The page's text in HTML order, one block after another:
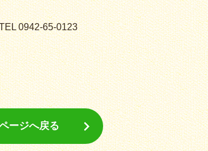
0942-65-0123
ージへ戻る